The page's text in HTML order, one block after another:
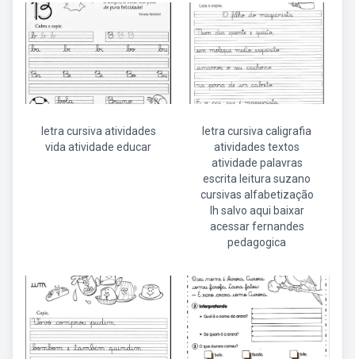
letra cursiva atividades
vida atividade educar
letra cursiva caligrafia
atividades textos
atividade palavras
escrita leitura suzano
cursivas alfabetização
lh salvo aqui baixar
acessar fernandes
pedagogica